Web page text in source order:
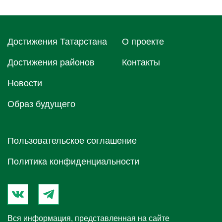
Достижения Татарстана
Достижения районов
Новости
Образ будущего
О проектe
Контакты
Пользовательское соглашение
Политика конфиденциальности
Вся информация, представленная на сайте